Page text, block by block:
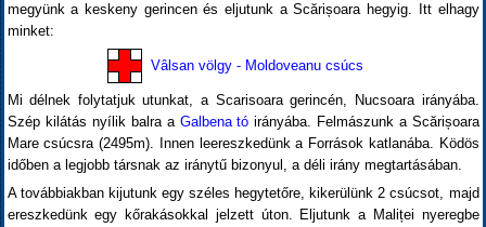
megyünk a keskeny gerincen és eljutunk a Scărișoara hegyig. Itt elhagy
minket:
Vâlsan völgy - Moldoveanu csúcs
Mi délnek folytatjuk utunkat, a Scarisoara gerincén, Nucsoara irányába.
Szép kilátás nyílik balra a Galbena tóirányába. Felmászunk a Scărișoara
Mare csúcsra (2495m). Innen leereszkedünk a Források katlanába. Ködös
időben a legjobb társnak az iránytű bizonyul, a déli irány megtartásában.
A továbbiakban kijutunk egy széles hegytetőre, kikerülünk 2 csúcsot, majd
ereszkedünk egy kőrakásokkal jelzett úton. Eljutunk a Maliței nyeregbe